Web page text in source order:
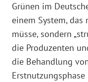
Grünen im
einem System,
müsse, sondern
die Produzenten
die Behandlung